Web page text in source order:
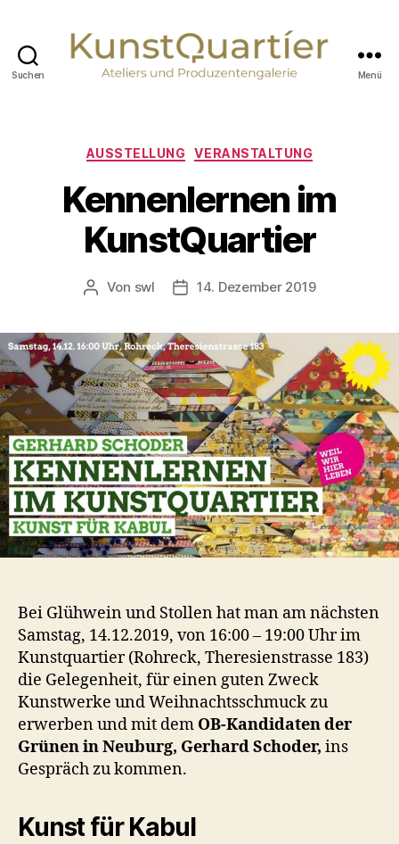
Suchen
der
Menü
Kategorien
AUSSTELLUNG VERANSTALTUNG
Kennenlernen im
KunstQuartier
Beitragsautor
Von swl Veröffentlichungsdatum
14. Dezember 2019
Bei Glühwein und Stollen hat man am nächsten
Samstag, 14.12.2019, von 16:00 – 19:00 Uhr im
Kunstquartier (Rohreck, Theresienstrasse 183)
die Gelegenheit, für einen guten Zweck
Kunstwerke und Weihnachtsschmuck zu
erwerben und mit dem OB-Kandidaten der
Grünen in Neuburg, Gerhard Schoder, ins
Gespräch zu kommen.
Kunst für Kabul